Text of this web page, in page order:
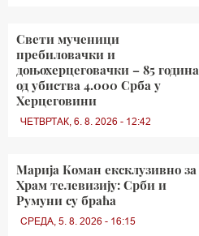
Свети мученици
пребиловачки и
доњохерцеговачки – 85 година
од убиства 4.000 Срба у
Херцеговини
ЧЕТВРТАК, 6. 8. 2026 - 12:42
Марија Коман ексклузивно за
Храм телевизију: Срби и
Румуни су браћа
СРЕДА, 5. 8. 2026 - 16:15